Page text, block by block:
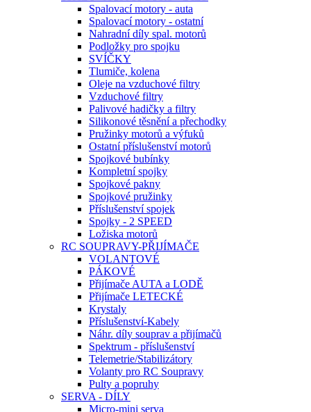
Spalovací motory - auta
Spalovací motory - ostatní
Nahradní díly spal. motorů
Podložky pro spojku
SVÍČKY
Tlumiče, kolena
Oleje na vzduchové filtry
Vzduchové filtry
Palivové hadičky a filtry
Silikonové těsnění a přechodky
Pružinky motorů a výfuků
Ostatní příslušenství motorů
Spojkové bubínky
Kompletní spojky
Spojkové pakny
Spojkové pružinky
Příslušenství spojek
Spojky - 2 SPEED
Ložiska motorů
RC SOUPRAVY-PŘIJÍMAČE
VOLANTOVÉ
PÁKOVÉ
Přijímače AUTA a LODĚ
Přijímače LETECKÉ
Krystaly
Příslušenství-Kabely
Náhr. díly souprav a přijímačů
Spektrum - příslušenství
Telemetrie/Stabilizátory
Volanty pro RC Soupravy
Pulty a popruhy
SERVA - DÍLY
Micro-mini serva